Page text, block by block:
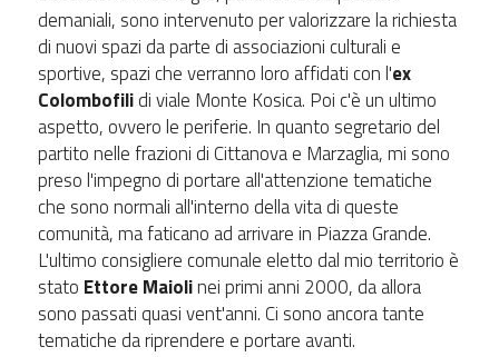
demaniali, sono intervenuto per valorizzare la richiesta
di nuovi spazi da parte di associazioni culturali e
sportive, spazi che verranno loro affidati con l'ex
Colombofilidi viale Monte Kosica. Poi c'è un ultimo
aspetto, ovvero le periferie. In quanto segretario del
partito nelle frazioni di Cittanova e Marzaglia, mi sono
preso l'impegno di portare all'attenzione tematiche
che sono normali all'interno della vita di queste
comunità, ma faticano ad arrivare in Piazza Grande.
L'ultimo consigliere comunale eletto dal mio territorio è
stato Ettore Maiolinei primi anni 2000, da allora
sono passati quasi vent'anni. Ci sono ancora tante
tematiche da riprendere e portare avanti.